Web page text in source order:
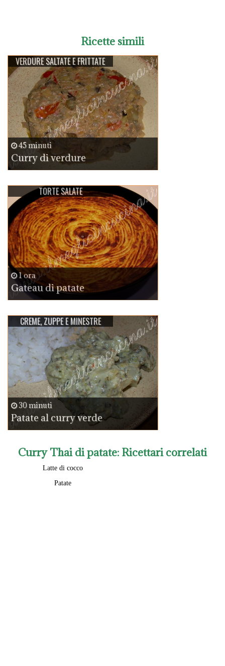
Ricette simili
VERDURE SALTATE E FRITTATE
45 minuti
Curry di verdure
TORTE SALATE
1 ora
Gateau di patate
CREME, ZUPPE E MINESTRE
30 minuti
Patate al curry verde
Curry Thai di patate: Ricettari correlati
Latte di cocco
Patate